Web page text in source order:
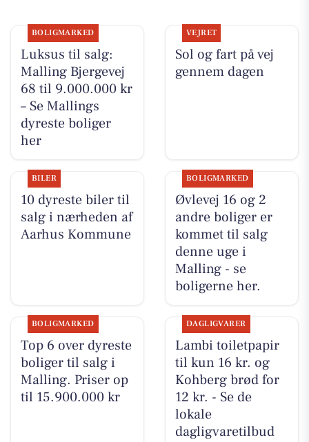
BOLIGMARKED
Luksus til salg:
Malling Bjergevej
68 til 9.000.000 kr
– Se Mallings
dyreste boliger
her
VEJRET
Sol og fart på vej
gennem dagen
BILER
10 dyreste biler til
salg i nærheden af
Aarhus Kommune
BOLIGMARKED
Øvlevej 16 og 2
andre boliger er
kommet til salg
denne uge i
Malling - se
boligerne her.
BOLIGMARKED
Top 6 over dyreste
boliger til salg i
Malling. Priser op
til 15.900.000 kr
DAGLIGVARER
Lambi toiletpapir
til kun 16 kr. og
Kohberg brød for
12 kr. - Se de
lokale
dagligvaretilbud